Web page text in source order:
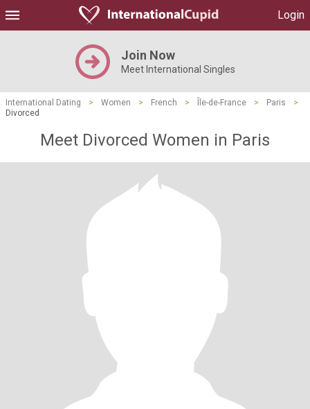
Login
Join Now
Meet International Singles
International Dating > Women > French > Île-de-France > Paris
>
Divorced
Meet Divorced Women in Paris